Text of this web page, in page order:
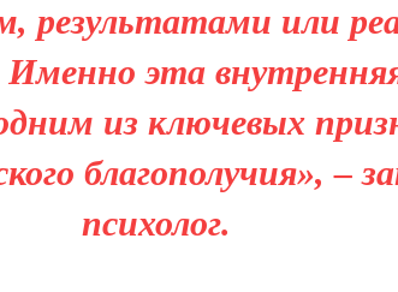
результатами или
Именно эта
из ключевых
благополучия», –
психолог.